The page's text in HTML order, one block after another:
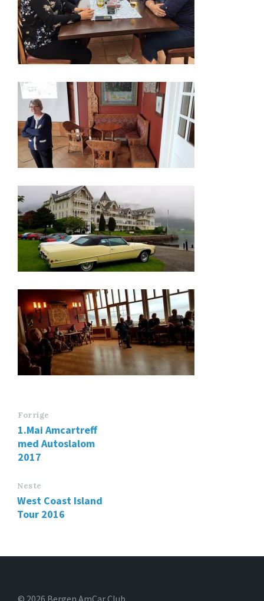
Forrige
1.Mai Amcartreff
med Autoslalom
2017
Neste
West Coast Island
Tour 2016
© 2026 Bergen AmCar Club